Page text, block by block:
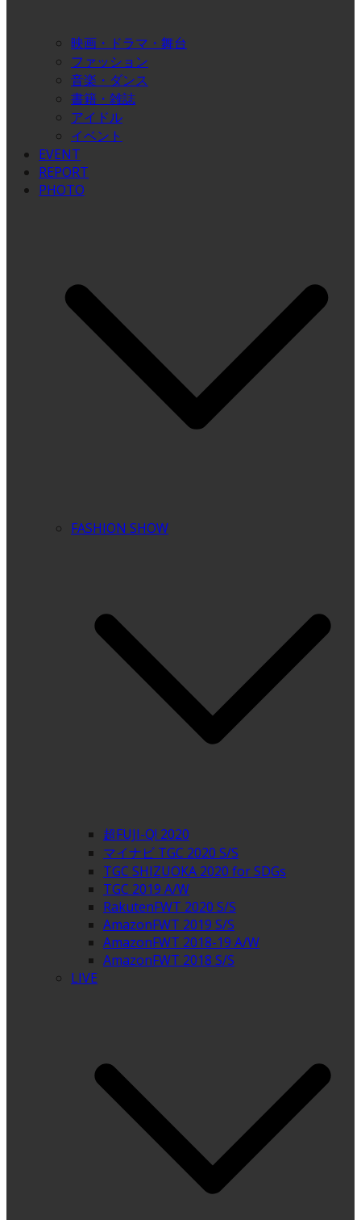
映画・ドラマ・舞台
ファッション
音楽・ダンス
書籍・雑誌
アイドル
イベント
EVENT
REPORT
PHOTO
FASHION SHOW
超FUJI-Q! 2020
マイナビ TGC 2020 S/S
TGC SHIZUOKA 2020 for SDGs
TGC 2019 A/W
RakutenFWT 2020 S/S
AmazonFWT 2019 S/S
AmazonFWT 2018-19 A/W
AmazonFWT 2018 S/S
LIVE